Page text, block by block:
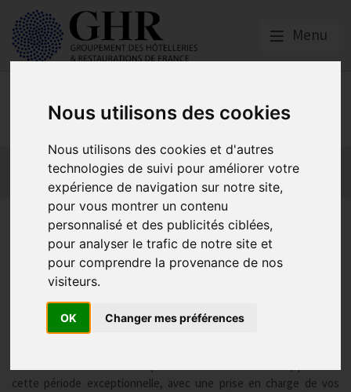
Nous utilisons des cookies
Nous utilisons des cookies et d'autres
technologies de suivi pour améliorer votre
expérience de navigation sur notre site,
pour vous montrer un contenu
personnalisé et des publicités ciblées,
pour analyser le trafic de notre site et
pour comprendre la provenance de nos
visiteurs.
OK Changer mes préférences
Menu
Handicap
Actualité 2026 Nos Métiers
Offres d’Emploi
Formation
Mission Handicap
« Le FNE – FORMATION » Covid
19 Spécial HCR
Formation Professionnelle
23/04/2021
cette période exceptionnelle, avec une prise en charge de vos